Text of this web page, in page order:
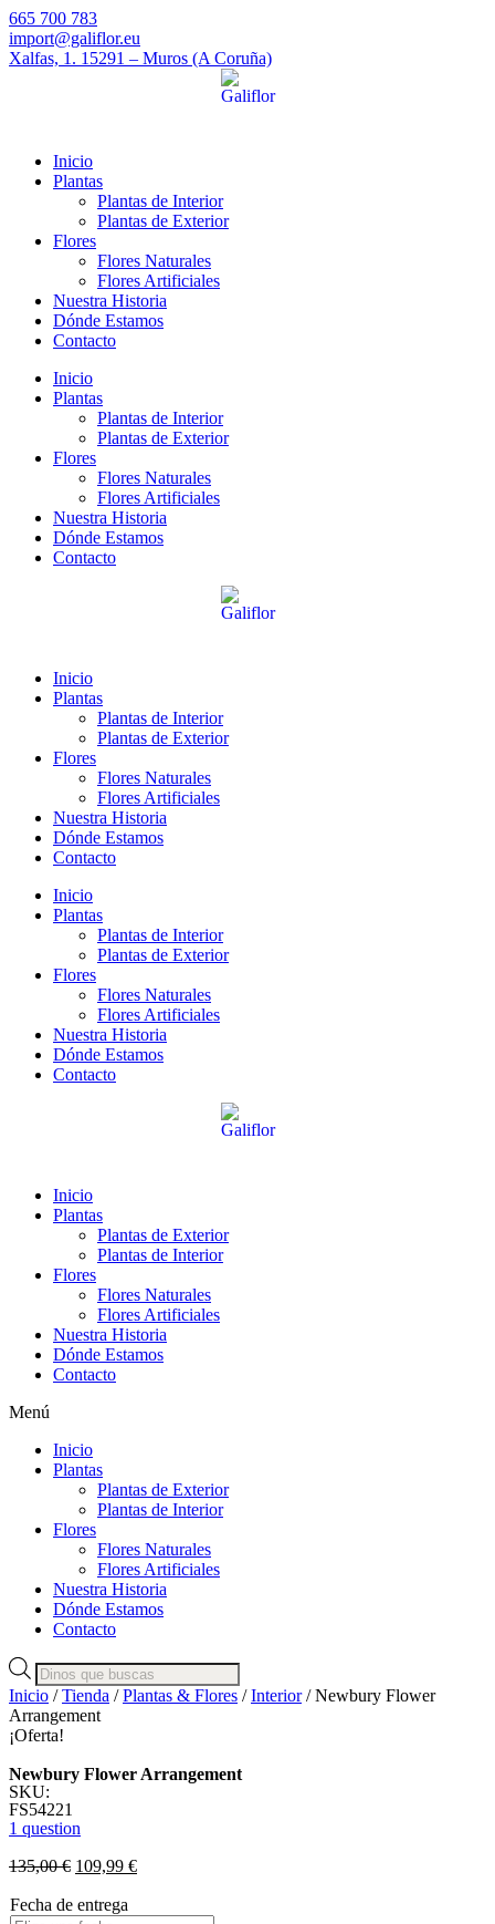
665 700 783
import@galiflor.eu
Xalfas, 1. 15291 – Muros (A Coruña)
Inicio
Plantas
Plantas de Interior
Plantas de Exterior
Flores
Flores Naturales
Flores Artificiales
Nuestra Historia
Dónde Estamos
Contacto
Inicio
Plantas
Plantas de Interior
Plantas de Exterior
Flores
Flores Naturales
Flores Artificiales
Nuestra Historia
Dónde Estamos
Contacto
Inicio
Plantas
Plantas de Interior
Plantas de Exterior
Flores
Flores Naturales
Flores Artificiales
Nuestra Historia
Dónde Estamos
Contacto
Inicio
Plantas
Plantas de Interior
Plantas de Exterior
Flores
Flores Naturales
Flores Artificiales
Nuestra Historia
Dónde Estamos
Contacto
Inicio
Plantas
Plantas de Exterior
Plantas de Interior
Flores
Flores Naturales
Flores Artificiales
Nuestra Historia
Dónde Estamos
Contacto
Menú
Inicio
Plantas
Plantas de Exterior
Plantas de Interior
Flores
Flores Naturales
Flores Artificiales
Nuestra Historia
Dónde Estamos
Contacto
Búsqueda
de
productos
Inicio /Tienda /Plantas & Flores /Interior/ Newbury Flower
Arrangement
¡Oferta!
Newbury Flower Arrangement
SKU:
FS54221
1 question
135,00€ 109,99 €
Fecha de entrega